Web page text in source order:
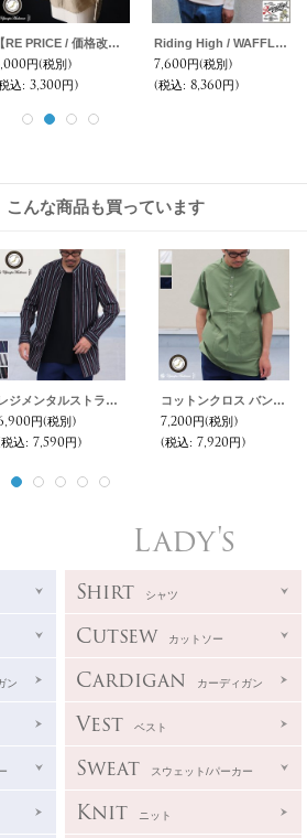
BSQ度詰天竺 FR MILITARY ラインスウェット【MADE IN JAPAN】『日本製』/ Upscape Audience
円(税別)
:9,680円)
VORTEX 8オンス(MVS天竺) FR ARMY ラインスウェット【MADE IN JAPAN】『日本製』/ Upscape Audience
7,200円(税別)
(税込:7,920円)
こんな商品も買っています
レジメンタルストライプルーズFITバンドカラー長袖シャツ【MADE IN JAPAN】『日本製』/ Upscape Audience
円(税別)
込: 7,590円)
コットンクロス バンドカラー プルオーバーシャツ『日本製』Upscape Audience
7,200円(税別)
(税込: 7,920円)
ン
Lady's
Shirt シャツ
Cutsew カットソー
Cardigan カーディガン
Vest ベスト
Sweat スウェット/パーカー
Knit ニット